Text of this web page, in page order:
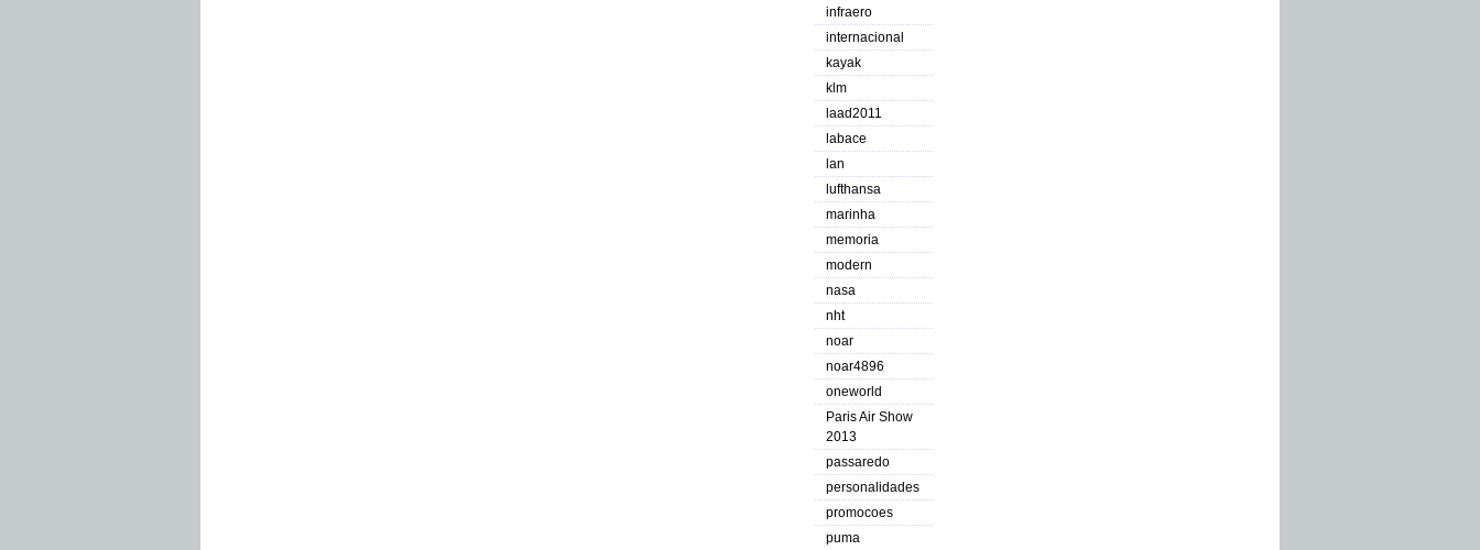
infraero
internacional
kayak
klm
laad2011
labace
lan
lufthansa
marinha
memoria
modern
nasa
nht
noar
noar4896
oneworld
Paris Air Show
2013
passaredo
personalidades
promocoes
puma